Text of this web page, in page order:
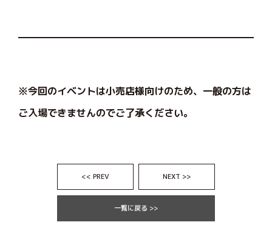
※今回のイベントは小売店様向けのため、一般の方は
ご入場できませんのでご了承ください。
<< PREV NEXT >>
一覧に戻る >>